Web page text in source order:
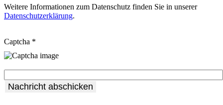
Weitere Informationen zum Datenschutz finden Sie in unserer
Datenschutzerklärung.
Captcha *
Nachricht abschicken